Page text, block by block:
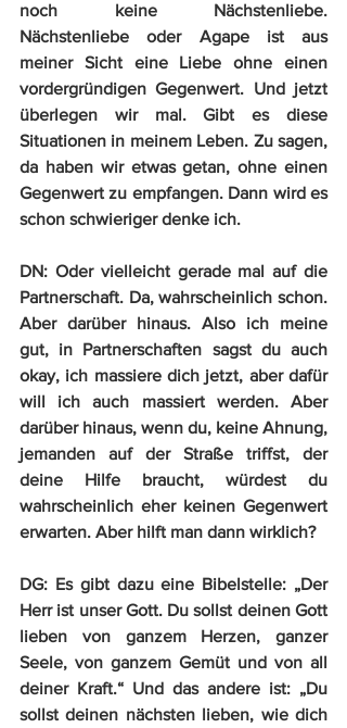
noch keine Nächstenliebe.
Nächstenliebe oder Agape ist aus
meiner Sicht eine Liebe ohne einen
vordergründigen Gegenwert. Und jetzt
überlegen wir mal. Gibt es diese
Situationen in meinem Leben. Zu sagen,
da haben wir etwas getan, ohne einen
Gegenwert zu empfangen. Dann wird es
schon schwieriger denke ich.
DN: Oder vielleicht gerade mal auf die
Partnerschaft. Da, wahrscheinlich schon.
Aber darüber hinaus. Also ich meine
gut, in Partnerschaften sagst du auch
okay, ich massiere dich jetzt, aber dafür
will ich auch massiert werden. Aber
darüber hinaus, wenn du, keine Ahnung,
jemanden auf der Straße triffst, der
deine Hilfe braucht, würdest du
wahrscheinlich eher keinen Gegenwert
erwarten. Aber hilft man dann wirklich?
DG: Es gibt dazu eine Bibelstelle: „Der
Herr ist unser Gott. Du sollst deinen Gott
lieben von ganzem Herzen, ganzer
Seele, von ganzem Gemüt und von all
deiner Kraft.“ Und das andere ist: „Du
sollst deinen nächsten lieben, wie dich